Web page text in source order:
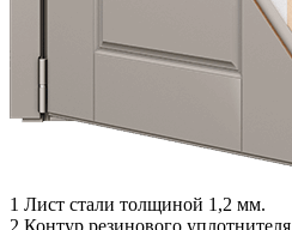
1 Лист стали толщиной 1,2 мм.
2 Контур резинового уплотнителя.